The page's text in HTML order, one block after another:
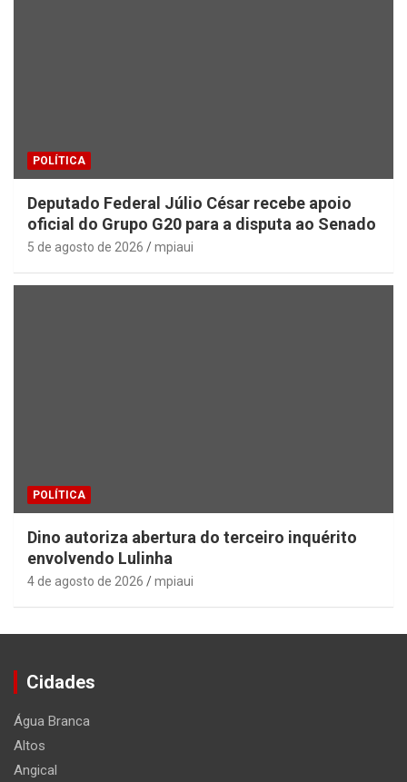
POLÍTICA
Deputado Federal Júlio César recebe apoio
oficial do Grupo G20 para a disputa ao Senado
5 de agosto de 2026 mpiaui
POLÍTICA
Dino autoriza abertura do terceiro inquérito
envolvendo Lulinha
4 de agosto de 2026 mpiaui
Cidades
Água Branca
Altos
Angical